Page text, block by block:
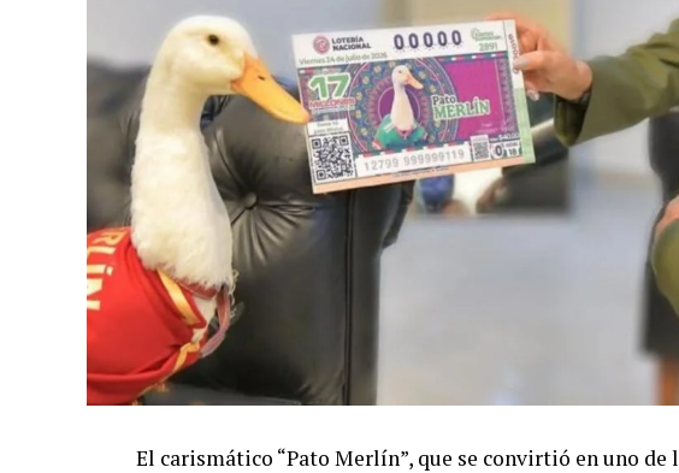
El carismático “Pato Merlín”, que se convirtió en uno de